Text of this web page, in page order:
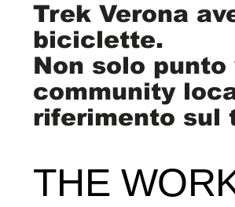
Trek Verona
biciclette.
Non solo
community
riferimento sul
THE